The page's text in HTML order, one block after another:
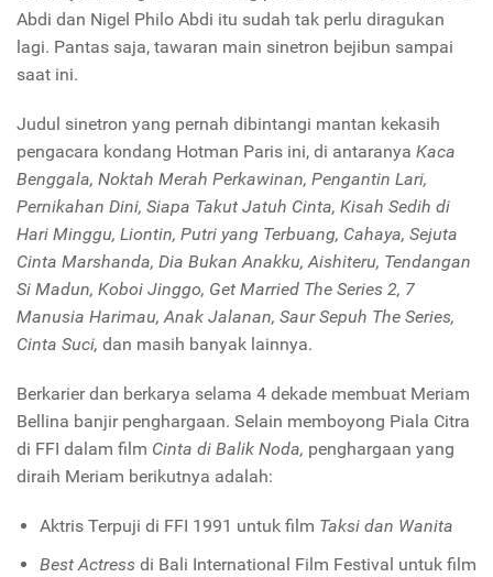
Abdi dan Nigel Philo Abdi itu sudah tak perlu diragukan
lagi. Pantas saja, tawaran main sinetron bejibun sampai
saat ini.
Judul sinetron yang pernah dibintangi mantan kekasih
pengacara kondang Hotman Paris ini, di antaranya Kaca
Benggala, Noktah Merah Perkawinan, Pengantin Lari,
Pernikahan Dini, Siapa Takut Jatuh Cinta, Kisah Sedih di
Hari Minggu, Liontin, Putri yang Terbuang, Cahaya, Sejuta
Cinta Marshanda, Dia Bukan Anakku, Aishiteru, Tendangan
Si Madun, Koboi Jinggo, Get Married The Series 2, 7
Manusia Harimau, Anak Jalanan, Saur Sepuh The Series,
Cinta Suci, dan masih banyak lainnya.
Berkarier dan berkarya selama 4 dekade membuat Meriam
Bellina banjir penghargaan. Selain memboyong Piala Citra
di FFI dalam film Cinta di Balik Noda, penghargaan yang
diraih Meriam berikutnya adalah:
Aktris Terpuji di FFI 1991 untuk film Taksi dan Wanita
Best Actressdi Bali International Film Festival untuk film